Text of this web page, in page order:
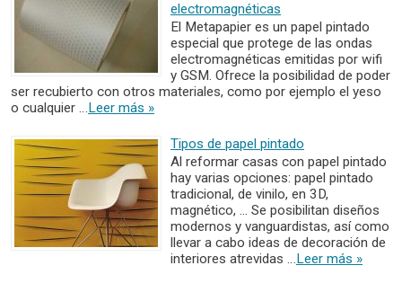
electromagnéticas
El Metapapier es un papel pintado
especial que protege de las ondas
electromagnéticas emitidas por wifi
y GSM. Ofrece la posibilidad de poder
ser recubierto con otros materiales, como por ejemplo el yeso
o cualquier …Leer más »
Tipos de papel pintado
Al reformar casas con papel pintado
hay varias opciones: papel pintado
tradicional, de vinilo, en 3D,
magnético, ... Se posibilitan diseños
modernos y vanguardistas, así como
llevar a cabo ideas de decoración de
interiores atrevidas …Leer más »